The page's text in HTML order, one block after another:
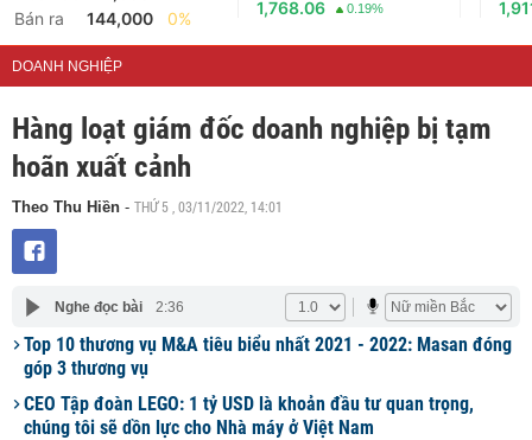
Bán ra
144,000 0%
1,768.06 0.19%
DOANH NGHIỆP
Hàng loạt giám đốc doanh nghiệp bị tạm
hoãn xuất cảnh
Theo Thu Hiền - THỨ 5 , 03/11/2022, 14:01
Nghe đọc bài 2:36
Top 10 thương vụ M&A tiêu biểu nhất 2021 - 2022: Masan đóng
góp 3 thương vụ
CEO Tập đoàn LEGO: 1 tỷ USD là khoản đầu tư quan trọng,
chúng tôi sẽ dồn lực cho Nhà máy ở Việt Nam